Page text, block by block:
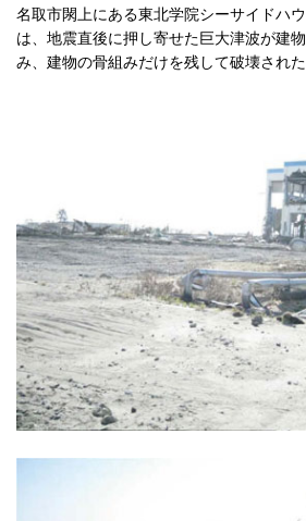
名取市閖上にある東北学院シーサイドハ
は、地震直後に押し寄せた巨大津波が建
み、建物の骨組みだけを残して破壊された